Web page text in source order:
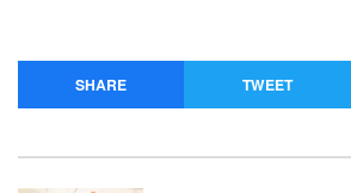
SHARE TWEET